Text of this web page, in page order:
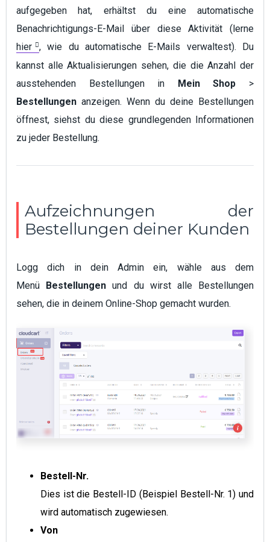
aufgegeben hat, erhältst du eine automatische
Benachrichtigungs-E-Mail über diese Aktivität (lerne
hier
, wie du automatische E-Mails verwaltest). Du
kannst alle Aktualisierungen sehen, die die Anzahl der
ausstehenden Bestellungen in
Mein Shop >
Bestellungen anzeigen. Wenn du deine Bestellungen
öffnest, siehst du diese grundlegenden Informationen
zu jeder Bestellung.
Aufzeichnungen der
Bestellungen deiner Kunden
Logg dich in dein Admin ein, wähle aus dem
Menü
Bestellungenund duwirst alle Bestellungen
sehen, die in deinem Online-Shop gemacht wurden.
Bestell-Nr.
Dies ist die Bestell-ID (Beispiel Bestell-Nr. 1) und
wird automatisch zugewiesen.
Von